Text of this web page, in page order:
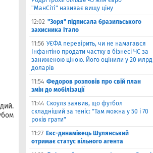
"МанСіті" називає вищу ціну
12:02 "Зоря" підписала бразильського
захисника Італо
11:56 УЄФА перевірить, чи не намагався
Інфантіно продати частку в бізнесі ЧС за
заниженою ціною. Його оцінили у 20 млрд
доларів
11:54 Федоров розповів про свій план
змін до мобілізації
11:44 Скоулз заявив, що футбол
складніший за теніс: "Там можна у 50 і 70
років грати"
11:27 Екс-динамівець Шулянський
отримає статус вільного агента